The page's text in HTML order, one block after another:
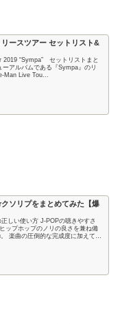
ースツアー セットリスト&
2019 “Sympa” セットリストまと
アルバムである『Sympa』のリ
Man Live Tou...
ソリプをまとめてみた【爆
しい使い方 J-POPの聴きやすさ
ップホップのノリの良さを兼ね備
楽曲の圧倒的な完成度に加えて、